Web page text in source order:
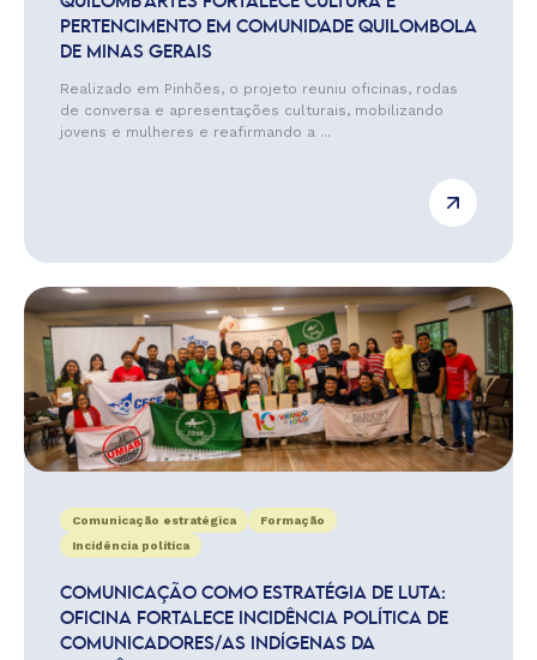
PERTENCIMENTO EM COMUNIDADE QUILOMBOLA
DE MINAS GERAIS
Realizado em Pinhões, o projeto reuniu oficinas, rodas
de conversa e apresentações culturais, mobilizando
jovens e mulheres e reafirmando a ...
Comunicação estratégica
Formação
Incidência política
COMUNICAÇÃO COMO ESTRATÉGIA DE LUTA:
OFICINA FORTALECE INCIDÊNCIA POLÍTICA DE
COMUNICADORES/AS INDÍGENAS DA